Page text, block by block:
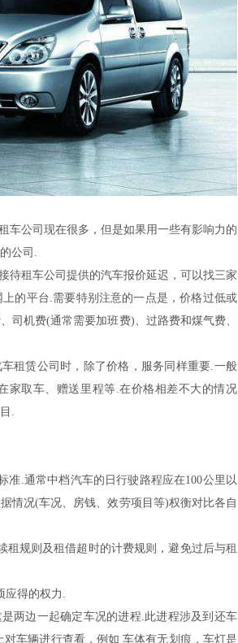
公司现在很多，但是如果用一些有影响力的
公司.
租车公司提供的汽车报价延迟，可以找三家
的平台.需要特别注意的一点是，价格过低或
司机费(通常需要加班费)、过路费和煤气费、
赁公司时，除了价格，服务同样重要.一般
家取车、赠送里程等.在价格相差不大的情况
.
.通常中档汽车的日行驶路程应在100公里以
情况(车况、房钱、效劳项目等)权衡对比各自
规则及租借超时的计费规则，避免过后与租
得的权力.
边一起确定车况的进程.此进程涉及到还车
车辆进行查看，例如 车体有无划痕，车灯是